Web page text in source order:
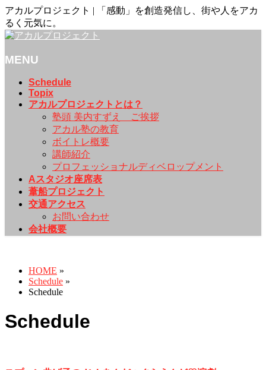
アカルプロジェクト | 「感動」を創造発信し、街や人をアカ
るく元気に。
MENU
Schedule
Topix
アカルプロジェクトとは？
塾頭 美内すずえ ご挨拶
アカル塾の教育
ボイトレ概要
講師紹介
プロフェッショナルディベロップメント
Aスタジオ座席表
葦船プロジェクト
交通アクセス
お問い合わせ
会社概要
HOME »
Schedule »
Schedule
Schedule